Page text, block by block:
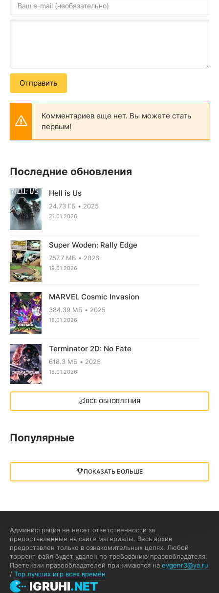
Отправить
Комментариев еще нет. Вы можете стать
первым!
Последние обновления
Hell is Us
24.73 ГБ 2025
21.01.2026
Super Woden: Rally Edge
757.7 МБ 2026
19.01.2026
MARVEL Cosmic Invasion
384.39 МБ 2025
18.01.2026
Terminator 2D: No Fate
618.3 МБ 2025
18.01.2026
X4: Foundations (2018)
13.73 GB 2018
13 ГБ 2025
MAFIA: THE OLD COUNTRY
44.98 ГБ 2025
04.12.2025
ВСЕ ОБНОВЛЕНИЯ
Популярные
ПОКАЗАТЬ БОЛЬШЕ
IGRUHI.NET
Администрация не несет ответственности за
предоставленные на сайте материалы. Весь архив
предоставлен только в ознакомительных целях. Любой
торрент файл будет удален по требованию правообладателя.
Претензии правообладателей принимаются на evgenr3@ya.ru
/ Top лучших игр всех времён